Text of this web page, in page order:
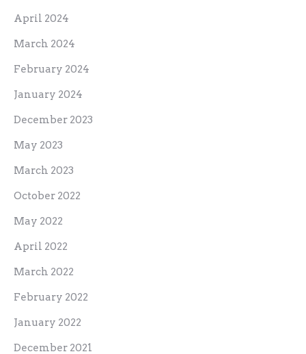
April 2024
March 2024
February 2024
January 2024
December 2023
May 2023
March 2023
October 2022
May 2022
April 2022
March 2022
February 2022
January 2022
December 2021